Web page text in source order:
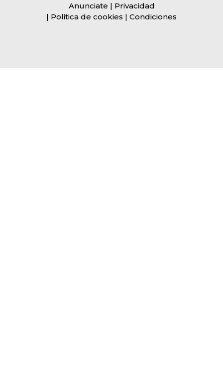
Anunciate | Privacidad
| Politica de cookies | Condiciones